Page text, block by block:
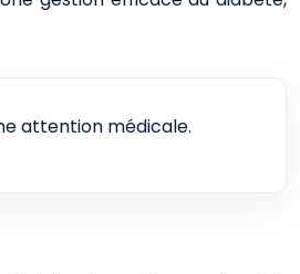
attention médicale.